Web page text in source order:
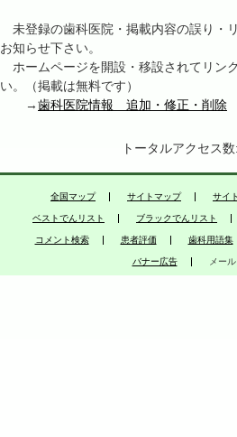
未登録の歯科医院・掲載内容の誤り・
お知らせ下さい。
ホームページを開設・移設されてリン
い。（掲載は無料です）
→歯科医院情報 追加・修正・削除
トータルアクセス数:
全国マップ サイトマップ サイ
ベストでんリスト ブラックでんリスト
コメント検索 患者評価 歯科用語集
バナー広告 メール